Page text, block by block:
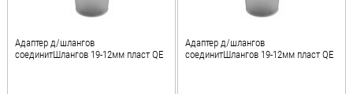
Адаптер д/шлангов
соединитШлангов 19-12мм пласт QE
Адаптер д/шлангов
соединитШлангов 19-12мм пласт QE